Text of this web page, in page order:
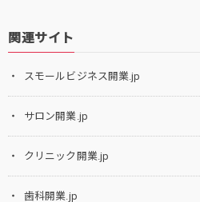
関連サイト
スモールビジネス開業.jp
サロン開業.jp
クリニック開業.jp
歯科開業.jp